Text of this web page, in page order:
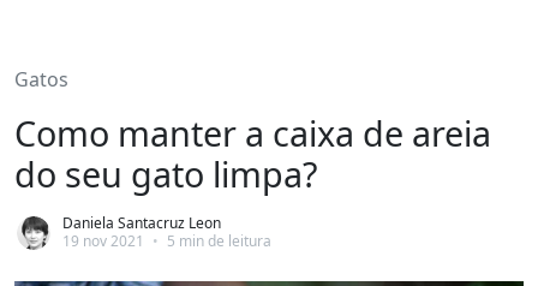
Gatos
Como manter a caixa de areia
do seu gato limpa?
Daniela Santacruz Leon
19 nov 2021
• 5 min de leitura